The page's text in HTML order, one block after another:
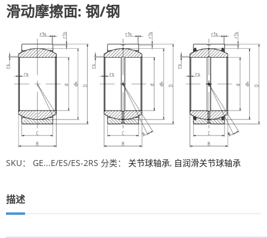
滑动摩擦面: 钢/钢
SKU： GE...E/ES/ES-2RS 分类： 关节球轴承, 自润滑关节球轴承
描述